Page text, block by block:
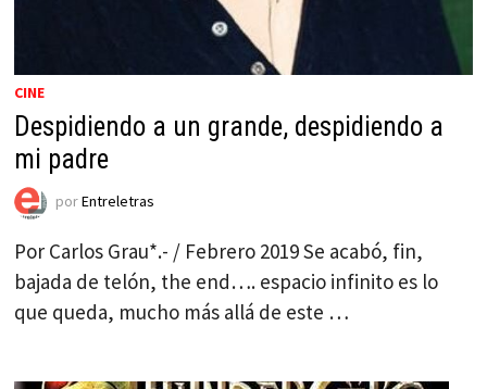
CINE
Despidiendo a un grande, despidiendo a
mi padre
porEntreletras
Por Carlos Grau*.- / Febrero 2019 Se acabó, fin,
bajada de telón, the end…. espacio infinito es lo
que queda, mucho más allá de este …